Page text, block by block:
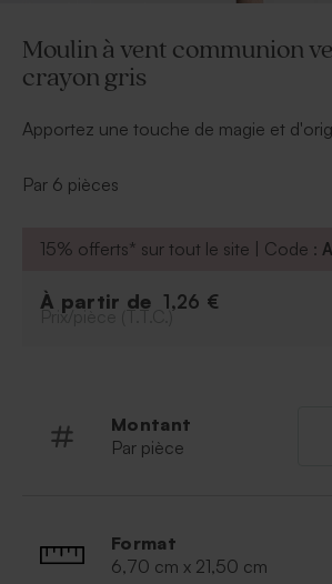
Moulin à vent communion
crayon gris
Apportez une touche de magie et
vert accompagné de son crayon gris.
Crayon gris inclus
Par 6 pièces
15% offerts* sur tout le site | Code :
À partir de 1,26 €
Prix/pièce (T.T.C.)
Montant
Par pièce
Format
6,70 cm x 21,50 cm